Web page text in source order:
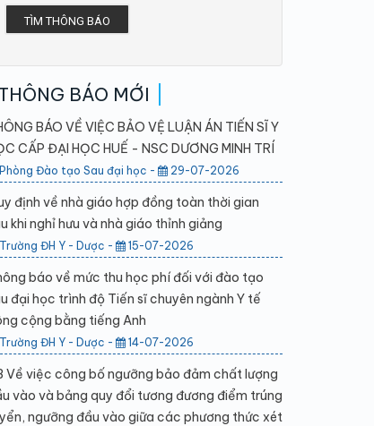
TÌM THÔNG BÁO
BÁO MỚI
BÁO VỀ VIỆC BẢO VỆ LUẬN ÁN TIẾN SĨ Y
CẤP ĐẠI HỌC HUẾ - NSC DƯƠNG MINH TRÍ
Đào tạo Sau đại học - 29-07-2026
định về nhà giáo hợp đồng toàn thời gian
khi nghỉ hưu và nhà giáo thỉnh giảng
ĐH Y - Dược - 15-07-2026
báo về mức thu học phí đối với đào tạo
đại học trình độ Tiến sĩ chuyên ngành Y tế
cộng bằng tiếng Anh
ĐH Y - Dược - 14-07-2026
Về việc công bố ngưỡng bảo đảm chất lượng
vào và bảng quy đổi tương đương điểm trúng
ngưỡng đầu vào giữa các phương thức xét